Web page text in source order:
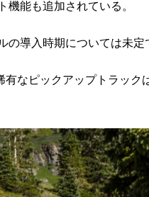
能も追加されている。
導入時期については未定
なピックアップトラック